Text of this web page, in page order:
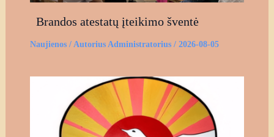
Brandos atestatų įteikimo šventė
Naujienos/ Autorius Administratorius / 2026-08-05